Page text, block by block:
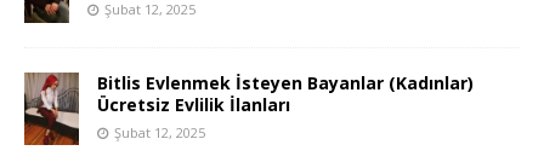
Şubat 12, 2025
Bitlis Evlenmek İsteyen Bayanlar (Kadınlar)
Ücretsiz Evlilik İlanları
Şubat 12, 2025